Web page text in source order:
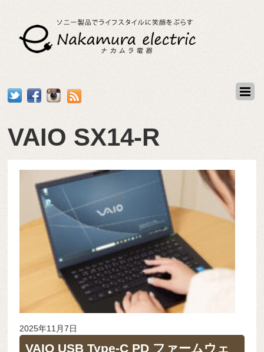
VAIO SX14-R
2025年11月7日
VAIO USB Type-C PD ファームウェ